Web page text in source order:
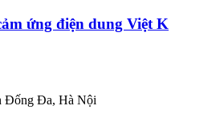
ứng điện dung Việt K
Đống Đa, Hà Nội